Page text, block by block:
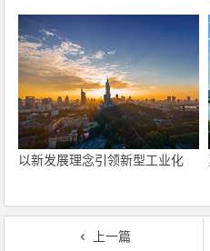
以新发展理念引领新型工业化
上一篇